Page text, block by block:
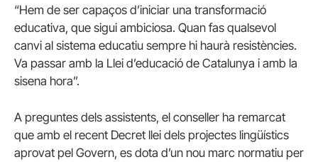
“Hem de ser capaços d’iniciar una transformació
educativa, que sigui ambiciosa. Quan fas qualsevol
canvi al sistema educatiu sempre hi haurà resistències.
Va passar amb la Llei d’educació de Catalunya i amb la
sisena hora”.
A preguntes dels assistents, el conseller ha remarcat
que amb el recent Decret llei dels projectes lingüístics
aprovat pel Govern, es dota d’un nou marc normatiu per